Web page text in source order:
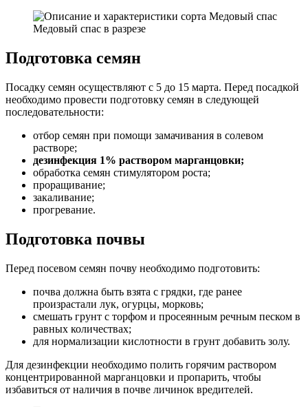
Медовый спас в разрезе
Подготовка семян
Посадку семян осуществляют с 5 до 15 марта. Перед посадкой
необходимо провести подготовку семян в следующей
последовательности:
отбор семян при помощи замачивания в солевом
растворе;
дезинфекция 1% раствором марганцовки;
обработка семян стимулятором роста;
проращивание;
закаливание;
прогревание.
Подготовка почвы
Перед посевом семян почву необходимо подготовить:
почва должна быть взята с грядки, где ранее
произрастали лук, огурцы, морковь;
смешать грунт с торфом и просеянным речным песком в
равных количествах;
для нормализации кислотности в грунт добавить золу.
Для дезинфекции необходимо полить горячим раствором
концентрированной марганцовки и пропарить, чтобы
избавиться от наличия в почве личинок вредителей.